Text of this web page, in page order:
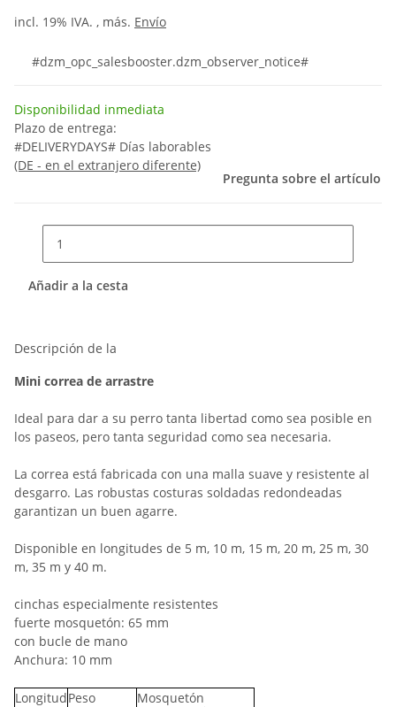
incl. 19% IVA. , más. Envío
#dzm_opc_salesbooster.dzm_observer_notice#
Disponibilidad inmediata
Plazo de entrega:
#DELIVERYDAYS# Días laborables
(DE - en el extranjero diferente)
Pregunta sobre el artículo
Añadir a la cesta
Descripción de la
Mini correa de arrastre
Ideal para dar a su perro tanta libertad como sea posible en
los paseos, pero tanta seguridad como sea necesaria.
La correa está fabricada con una malla suave y resistente al
desgarro. Las robustas costuras soldadas redondeadas
garantizan un buen agarre.
Disponible en longitudes de 5 m, 10 m, 15 m, 20 m, 25 m, 30
m, 35 m y 40 m.
cinchas especialmente resistentes
fuerte mosquetón: 65 mm
con bucle de mano
Anchura: 10 mm
LongitudPeso
Mosquetón